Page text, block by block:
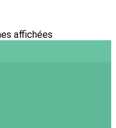
affichées